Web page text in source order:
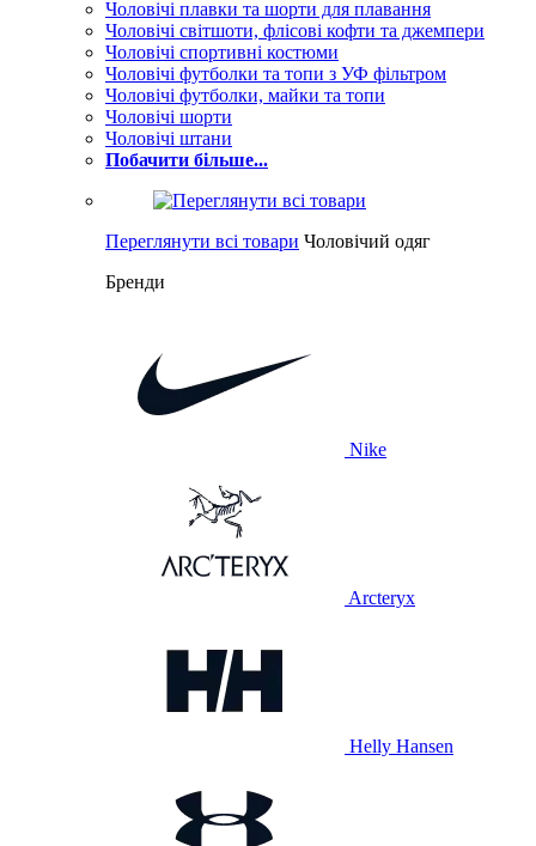
Чоловічі плавки та шорти для плавання
Чоловічі світшоти, флісові кофти та джемпери
Чоловічі спортивні костюми
Чоловічі футболки та топи з УФ фільтром
Чоловічі футболки, майки та топи
Чоловічі шорти
Чоловічі штани
Побачити більше...
Переглянути всі товари Чоловічий одяг
Бренди
Nike
Arcteryx
Helly Hansen